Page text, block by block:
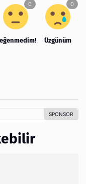
Üzgünüm